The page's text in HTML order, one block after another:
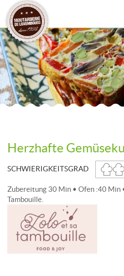
Herzhafte
SCHWIERIGKEITSGRAD
Zubereitung 30 Min • Ofen :40 Min
Tambouille.